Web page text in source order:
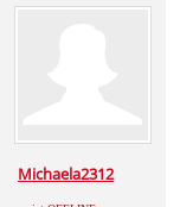
Michaela2312